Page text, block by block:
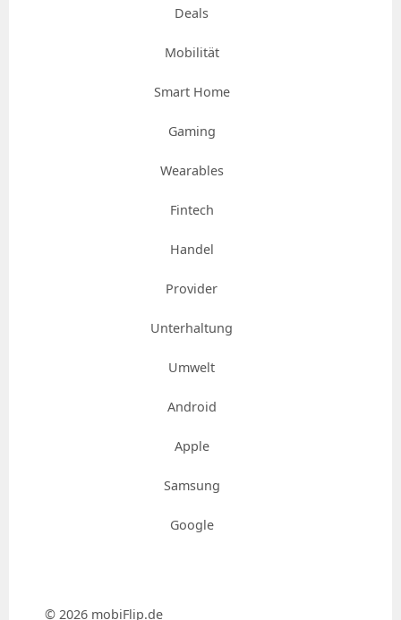
Deals
Mobilität
Smart Home
Gaming
Wearables
Fintech
Handel
Provider
Unterhaltung
Umwelt
Android
Apple
Samsung
Google
© 2026 mobiFlip.de